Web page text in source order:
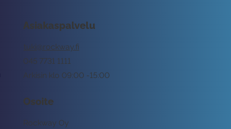
Asiakaspalvelu
tuki@rockway.fi
Arkisin klo 09:00 -15:00
045 7731 1111
Osoite
Rockway Oy